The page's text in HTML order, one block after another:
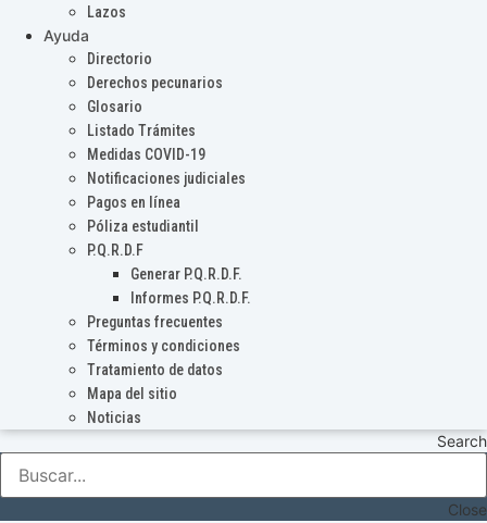
Lazos
Ayuda
Directorio
Derechos pecunarios
Glosario
Listado Trámites
Medidas COVID-19
Notificaciones judiciales
Pagos en línea
Póliza estudiantil
P.Q.R.D.F
Generar P.Q.R.D.F.
Informes P.Q.R.D.F.
Preguntas frecuentes
Términos y condiciones
Tratamiento de datos
Mapa del sitio
Noticias
Search
Close